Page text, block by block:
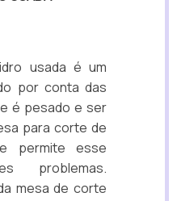
usada é um
por conta das
é pesado e ser
para corte de
permite esse
problemas.
mesa de corte